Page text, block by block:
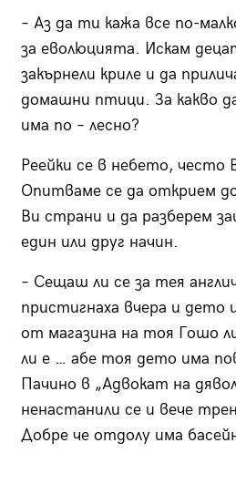
– Аз да ти кажа все по-
за еволюцията. Искам
закърнели криле и да
домашни птици. За какво
има по – лесно?
Реейки се в небето, често
Опитваме се да открием
Ви страни и да разберем
един или друг начин.
– Сещаш ли се за тея
пристигнаха вчера и дето
от магазина на тоя Гошо
ли е … абе тоя дето има
Пачино в „Адвокат на
ненастанили се и вече
Добре че отдолу има